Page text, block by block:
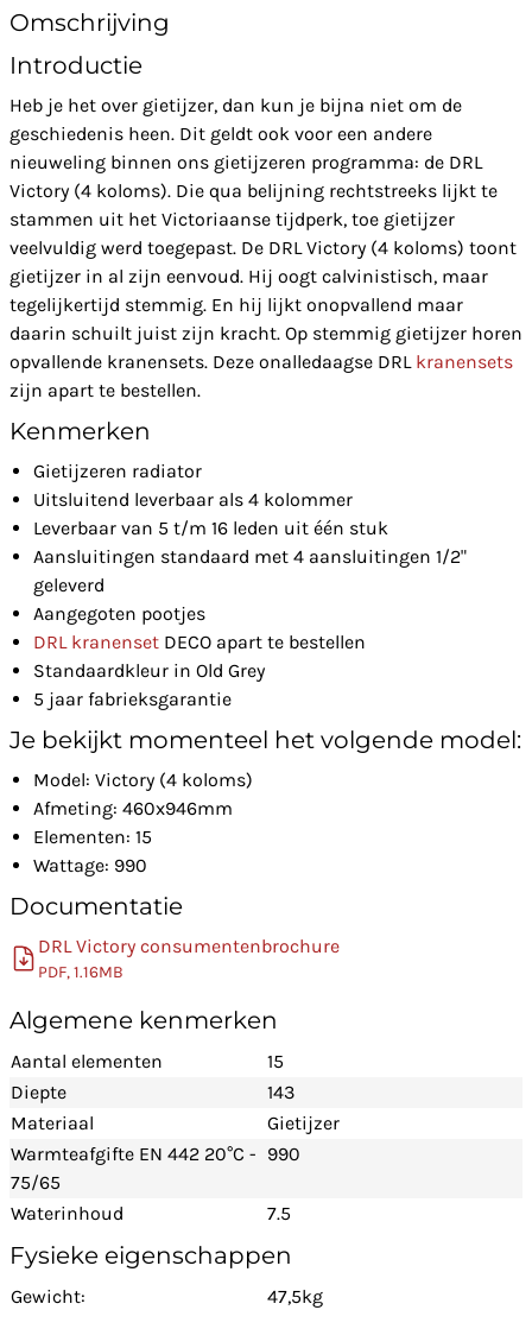
Omschrijving
Introductie
Heb je het over gietijzer, dan kun je bijna niet om de
geschiedenis heen. Dit geldt ook voor een andere
nieuweling binnen ons gietijzeren programma: de DRL
Victory (4 koloms). Die qua belijning rechtstreeks lijkt te
stammen uit het Victoriaanse tijdperk, toe gietijzer
veelvuldig werd toegepast. De DRL Victory (4 koloms) toont
gietijzer in al zijn eenvoud. Hij oogt calvinistisch, maar
tegelijkertijd stemmig. En hij lijkt onopvallend maar
daarin schuilt juist zijn kracht. Op stemmig gietijzer horen
opvallende kranensets. Deze onalledaagse DRL kranensets
zijn apart te bestellen.
Kenmerken
Gietijzeren radiator
Uitsluitend leverbaar als 4 kolommer
Leverbaar van 5 t/m 16 leden uit één stuk
Aansluitingen standaard met 4 aansluitingen 1/2"
geleverd
Aangegoten pootjes
DRL kranenset DECO apart te bestellen
Standaardkleur in Old Grey
5 jaar fabrieksgarantie
Je bekijkt momenteel het volgende model:
Model: Victory (4 koloms)
Afmeting: 460x946mm
Elementen: 15
Wattage: 990
Documentatie
DRL Victory consumentenbrochure
PDF, 1.16MB
Algemene kenmerken
Aantal elementen
15
Diepte
143
Materiaal
Gietijzer
Warmteafgifte EN 442 20°C -
75/65
990
Waterinhoud 7.5
Fysieke eigenschappen
Gewicht: 47,5kg